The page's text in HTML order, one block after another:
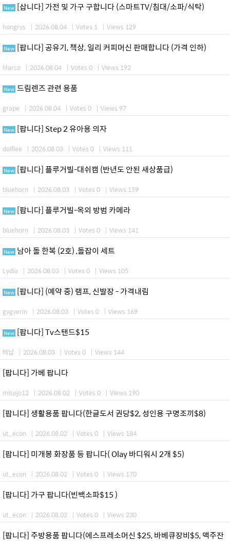
New [삽니다] 가전 및 가구 구합니다 (스마트TV/침대/소파/식탁)
hongrys | 2026.08.04 | Votes 1 | Views 129
New [팝니다] 공유기, 책상, 일리 커피머신 판매합니다 (가격 인하)
Marco | 2026.08.04 | Votes 0 | Views 192
New 드림렌즈 관련 용품
grape | 2026.08.04 | Votes 0 | Views 97
New [팝니다] Step 2 유아용 의자
dolflee | 2026.08.03 | Votes 0 | Views 111
New [팝니다] 플루거빌-대쉬캠 (반년도 안된 새상품급)
bluehorn | 2026.08.03 | Votes 0 | Views 159
New [팝니다] 플루거빌-옥외 방범 카메라
bluehorn | 2026.08.03 | Votes 0 | Views 141
New 남아 돌 한복 (2호) ,돌잡이 세트
Lydia | 2026.08.03 | Votes 0 | Views 105
New [팝니다] (예약 중) 램프, 신발장 - 가격내림
gygyerin | 2026.08.03 | Votes 0 | Views 169
New [팝니다] Tv스탠드$15
테남 | 2026.08.03 | Votes 0 | Views 144
[팝니다] 가베 팝니다
misojo12 | 2026.08.02 | Votes 0 | Views 190
[팝니다] 생활용품 팝니다(한글도서 권당$2, 성인용 구명조끼$8)
ut_econ | 2026.08.02 | Votes 0 | Views 184
[팝니다] 미개봉 화장품 등 팝니다( Olay 바디워시 2개 $5)
ut_econ | 2026.08.02 | Votes 0 | Views 170
[팝니다] 가구 팝니다(빈백소파$15 )
ut_econ | 2026.08.02 | Votes 0 | Views 230
[팝니다] 주방용품 팝니다(에스프레소머신 $25, 바베큐장비$5, 맥주잔